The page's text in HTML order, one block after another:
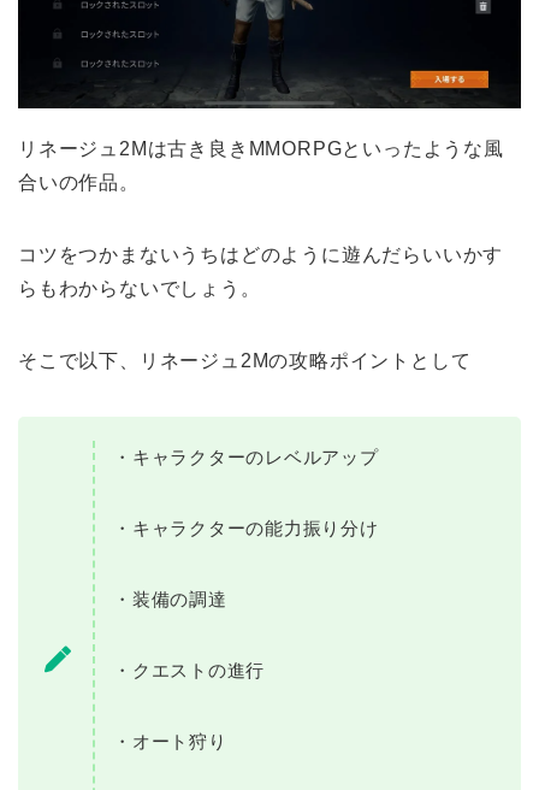
リネージュ2Mは古き良きMMORPGといったような風
合いの作品。
コツをつかまないうちはどのように遊んだらいいかす
らもわからないでしょう。
そこで以下、リネージュ2Mの攻略ポイントとして
・キャラクターのレベルアップ
・キャラクターの能力振り分け
・装備の調達
・クエストの進行
・オート狩り